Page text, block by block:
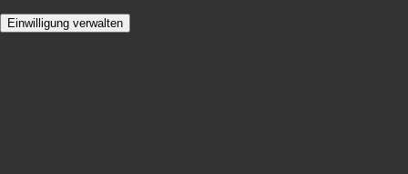
Einwilligung verwalten